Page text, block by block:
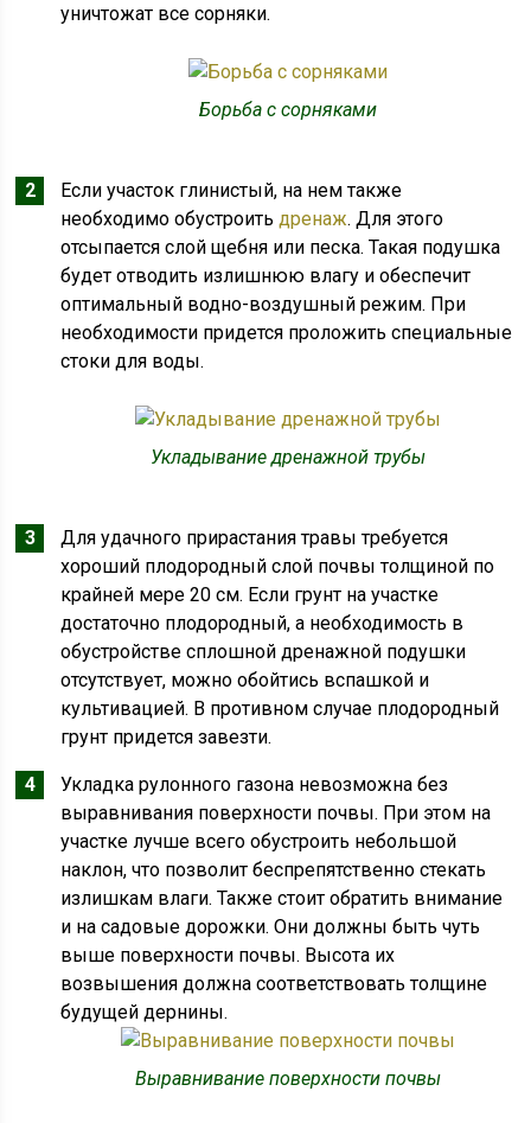
уничтожат все сорняки.
Борьба с сорняками
Если участок глинистый, на нем также
необходимо обустроитьдренаж. Для этого
отсыпается слой щебня или песка. Такая подушка
будет отводить излишнюю влагу и обеспечит
оптимальный водно-воздушный режим. При
необходимости придется проложить специальные
стоки для воды.
Укладывание дренажной трубы
Для удачного прирастания травы требуется
хороший плодородный слой почвы толщиной по
крайней мере 20 см. Если грунт на участке
достаточно плодородный, а необходимость в
обустройстве сплошной дренажной подушки
отсутствует, можно обойтись вспашкой и
культивацией. В противном случае плодородный
грунт придется завезти.
Укладка рулонного газона невозможна без
выравнивания поверхности почвы. При этом на
участке лучше всего обустроить небольшой
наклон, что позволит беспрепятственно стекать
излишкам влаги. Также стоит обратить внимание
и на садовые дорожки. Они должны быть чуть
выше поверхности почвы. Высота их
возвышения должна соответствовать толщине
будущей дернины.
Выравнивание поверхности почвы